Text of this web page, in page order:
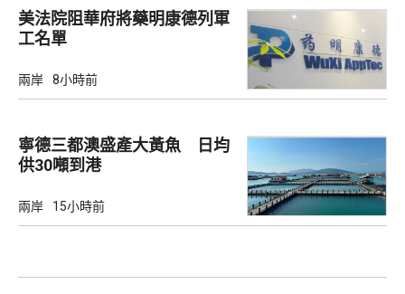
美法院阻華府將藥明康德列軍
工名單
兩岸 8小時前
寧德三都澳盛產大黃魚 日均
供30噸到港
兩岸 15小時前